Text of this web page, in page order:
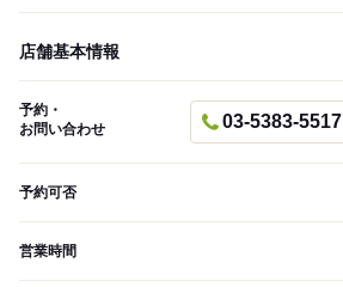
店舗基本情報
予約・
お問い合わせ
03-5383-5517
予約可否
営業時間